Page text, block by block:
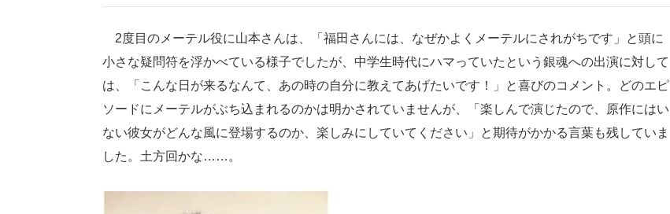
2度目のメーテル役に山本さんは、「福田さんには、なぜかよくメーテルにされがちです」と頭に
小さな疑問符を浮かべている様子でしたが、中学生時代にハマっていたという銀魂への出演に対して
は、「こんな日が来るなんて、あの時の自分に教えてあげたいです！」と喜びのコメント。どのエピ
ソードにメーテルがぶち込まれるのかは明かされていませんが、「楽しんで演じたので、原作にはい
ない彼女がどんな風に登場するのか、楽しみにしていてください」と期待がかかる言葉も残していま
した。土方回かな……。